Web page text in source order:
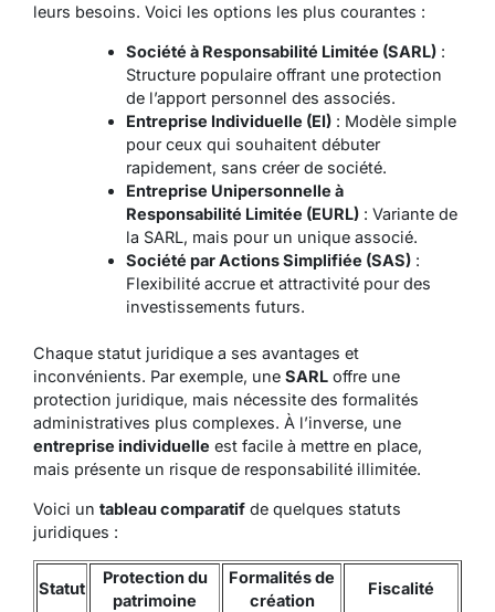
leurs besoins. Voici les options les plus courantes :
Société à Responsabilité Limitée (SARL):
Structure populaire offrant une protection
de l’apport personnel des associés.
Entreprise Individuelle (EI): Modèle simple
pour ceux qui souhaitent débuter
rapidement, sans créer de société.
Entreprise Unipersonnelle à
Responsabilité Limitée (EURL): Variante de
la SARL, mais pour un unique associé.
Société par Actions Simplifiée (SAS):
Flexibilité accrue et attractivité pour des
investissements futurs.
Chaque statut juridique a ses avantages et
inconvénients. Par exemple, une SARL offre une
protection juridique, mais nécessite des formalités
administratives plus complexes. À l’inverse, une
entreprise individuelle est facile à mettre en place,
mais présente un risque de responsabilité illimitée.
Voici un tableau comparatif de quelques statuts
juridiques :
Statut
Protection du
patrimoine
Formalités de
création
Fiscalité